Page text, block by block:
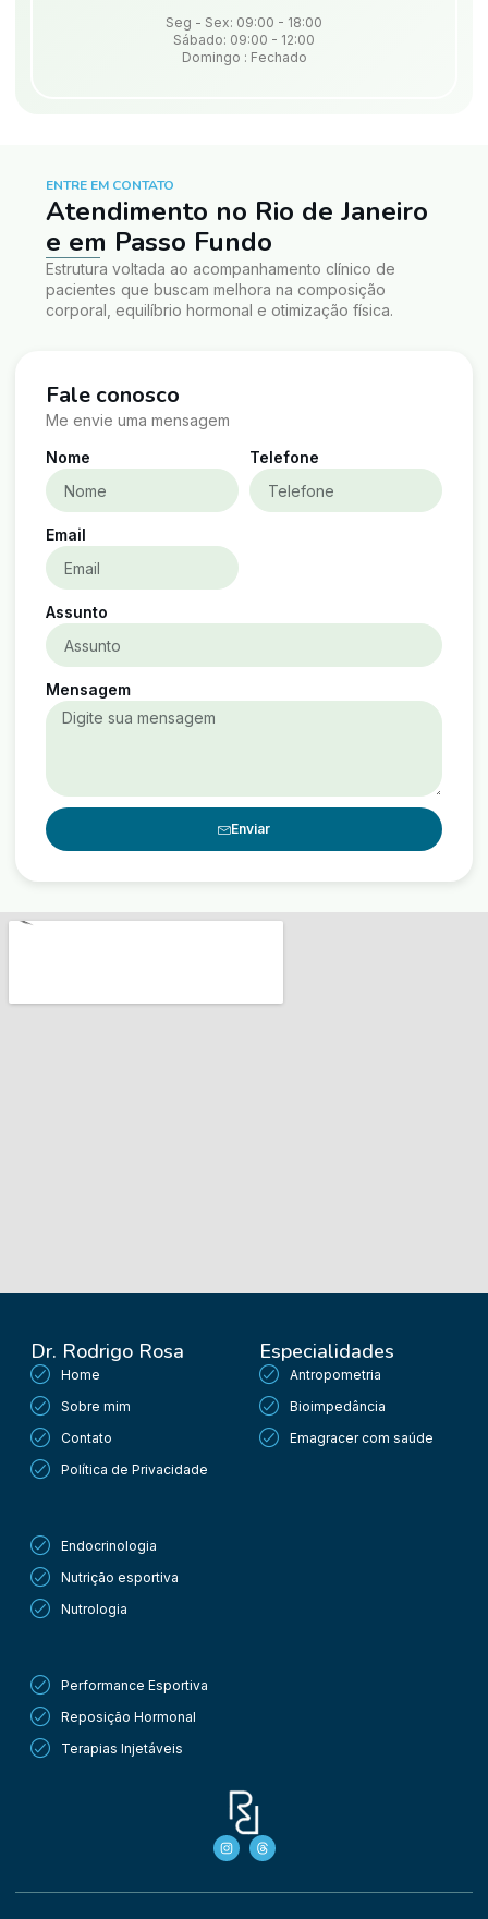
Seg - Sex: 09:00 - 18:00
Sábado: 09:00 - 12:00
Domingo : Fechado
Fale conosco
Me envie uma mensagem
Nome Telefone
Email
Assunto
Mensagem
Enviar
ENTRE EM CONTATO
Atendimento no Rio de Janeiro
e em Passo Fundo
Estrutura voltada ao acompanhamento clínico de
pacientes que buscam melhora na composição
corporal, equilíbrio hormonal e otimização física.
Dr. Rodrigo Rosa
Home
Sobre mim
Contato
Política de Privacidade
Especialidades
Antropometria
Bioimpedância
Emagracer com saúde
Endocrinologia
Nutrição esportiva
Nutrologia
Performance Esportiva
Reposição Hormonal
Terapias Injetáveis